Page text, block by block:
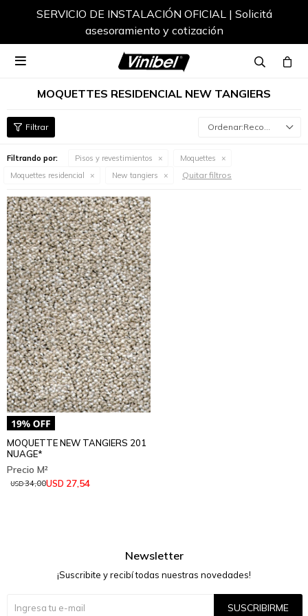
SERVICIO DE INSTALACIÓN OFICIAL | Solicitá
asesoramiento y cotización

MOQUETTES RESIDENCIAL NEW TANGIERS
Recomendados
Filtrando por: Pisos y revestimientos
Moquettes
Moquettes residencial
New tangiers Quitar filtros
MOQUETTE NEW TANGIERS 201
NUAGE*
USD 27,54
USD34,00
Newsletter
¡Suscribite y recibí todas nuestras novedades!
SUSCRIBIRME